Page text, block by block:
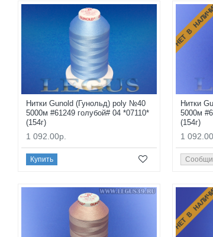
Нитки Gunold (Гунольд) poly №40
5000м #61249 голубой# 04 *07110*
(154г)
1 092.00р.
Купить
НЕТ В
Нитки
5000м
(154г)
1
НЕТ В